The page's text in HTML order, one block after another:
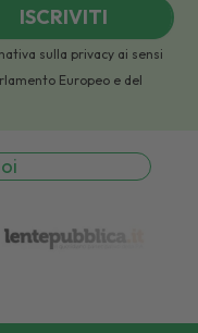
ISCRIVITI
sulla privacy ai sensi
Europeo e del